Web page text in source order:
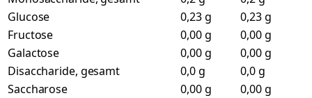
Glucose
0,23 g
0,23 g
Fructose
0,00 g
0,00 g
Galactose
0,00 g
0,00 g
Disaccharide, gesamt
0,0 g
0,0 g
Saccharose
0,00 g
0,00 g